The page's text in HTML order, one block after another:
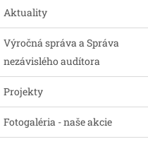
Aktuality
Výročná správa a Správa
nezávislého audítora
Projekty
Fotogaléria - naše akcie